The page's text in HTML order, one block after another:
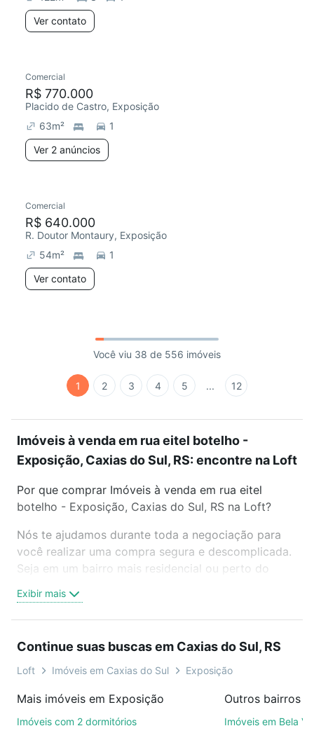
Ver contato
Comercial
R$ 770.000
Placido de Castro, Exposição
63m²
1
Ver 2 anúncios
Comercial
R$ 640.000
R. Doutor Montaury, Exposição
54m²
1
Ver contato
Você viu 38 de 556 imóveis
1 2 3 4 5 ... 12
Imóveis à venda em rua eitel botelho -
Exposição, Caxias do Sul, RS: encontre na Loft
Por que comprar Imóveis à venda em rua eitel
botelho - Exposição, Caxias do Sul, RS na Loft?
Nós te ajudamos durante toda a negociação para
você realizar uma compra segura e descomplicada.
Seja em um bairro mais residencial ou perto do
oferta ideal de Imóveis à venda em rua eitel botelho
- Exposição, Caxias do Sul, RS para conquistar seu
videochamada, é grátis, sem compromisso e você
ainda conta com mais de 46 mil corretores e
de imóveis.
Exibir mais
Continue suas buscas em Caxias do Sul, RS
Loft Imóveis em Caxias do Sul Exposição
Mais imóveis em Exposição
Imóveis com 2 dormitórios
Imóveis em Bela